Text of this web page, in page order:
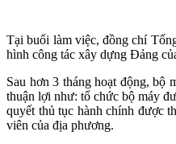
Tại buổi làm việc, đồng chí
hình công tác xây dựng Đảng
Sau hơn 3 tháng hoạt động, bộ
thuận lợi như: tổ chức bộ máy
quyết thủ tục hành chính được
viên của địa phương.